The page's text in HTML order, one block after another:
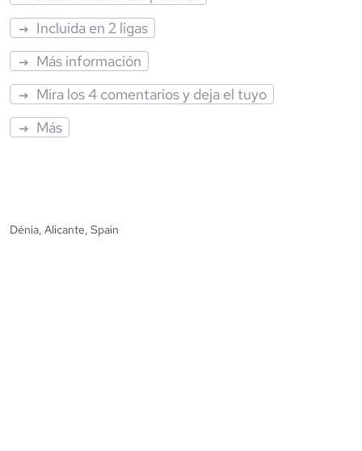
Incluida en 2 ligas
Más información
Mira los 4 comentarios y deja el tuyo
Más
Dénia, Alicante, Spain